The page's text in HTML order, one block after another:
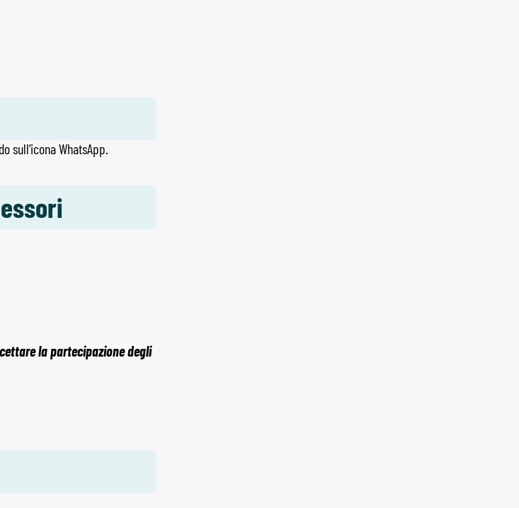
sull'icona WhatsApp.
la partecipazione degli